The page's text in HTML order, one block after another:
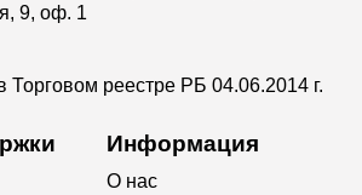
9, оф. 1
Торговом реестре РБ 04.06.2014 г.
Информация
О нас